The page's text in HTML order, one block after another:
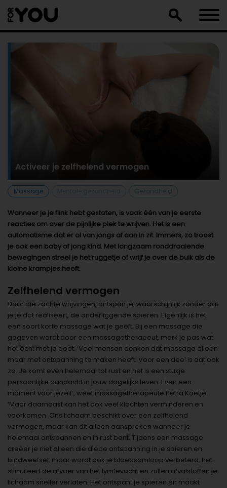
naar
artikel
Activeer je zelfhelend vermogen
Massage Gezondheid
Wanneer je je flink hebt gestoten, is vaak één van je eerste
reacties om over de pijnlijke plek te wrijven. Het is een
automatisme dat er al van jongs af aan in zit. Immers, zo troost
je ook een baby of jong kind. Met langzaam ronddraaiende
bewegingen streel je het ruggetje of wrijf je over de buik als de
kleine krampjes heeft.
Zelfhelend vermogen
Door die zachte wrijvingen, ontspan je, waarschijnlijk zonder dat
je je dat realiseert, de onderliggende spieren. Eigenlijk is het
een soort korte massage wat je geeft. Bij een massage die
gegeven wordt door een massagetherapeut, merk je pas wat
het écht met je doet. ‘Veel mensen denken dat massage alleen
maar met ontspanning te maken heeft. Voor een deel is dat ook
zo. Je komt even helemaal tot rust en het is een stukje
persoonlijke aandacht in jouw dagelijks leven. Even een
moment voor jezelf’, weet massagetherapeute Petra Koetje.
‘Maar daarnaast kan het ook veel klachten verminderen en
voorkomen. Ons lichaam beschikt over een zelfhelend
vermogen, maar kan dit alleen aanspreken wanneer je
helemaal ontspannen en in rust bent. Tijdens een massage
creëer je niet alleen die diepe ontspanning in je spieren en
bindweefsel, maar wordt ook je bloedsomloop verbeterd, het
stimuleert de afvoer van het lymfevocht en zullen afvalstoffen je
lichaam sneller verlaten. Het ontspant je spieren en maakt